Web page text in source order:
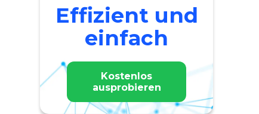
Effizient und
einfach
Kostenlos
ausprobieren